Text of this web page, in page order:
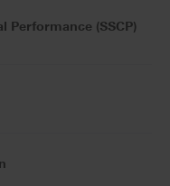
Performance (SSCP)